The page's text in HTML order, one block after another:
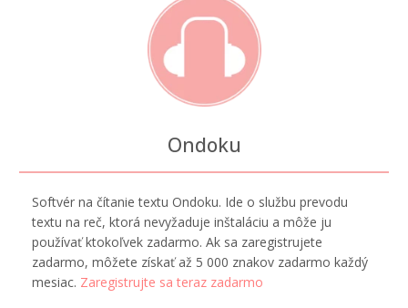
Ondoku
Softvér na čítanie textu Ondoku. Ide o službu prevodu
textu na reč, ktorá nevyžaduje inštaláciu a môže ju
používať ktokoľvek zadarmo. Ak sa zaregistrujete
zadarmo, môžete získať až 5 000 znakov zadarmo každý
mesiac. Zaregistrujte sa teraz zadarmo